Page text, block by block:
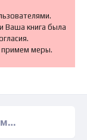
Ваша книга была
примем меры.